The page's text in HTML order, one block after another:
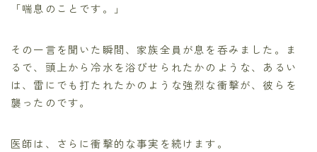
「喘息のことです。」
その一言を聞いた瞬間、家族全員が息を呑みました。ま
るで、頭上から冷水を浴びせられたかのような、あるい
は、雷にでも打たれたかのような強烈な衝撃が、彼らを
襲ったのです。
医師は、さらに衝撃的な事実を続けます。